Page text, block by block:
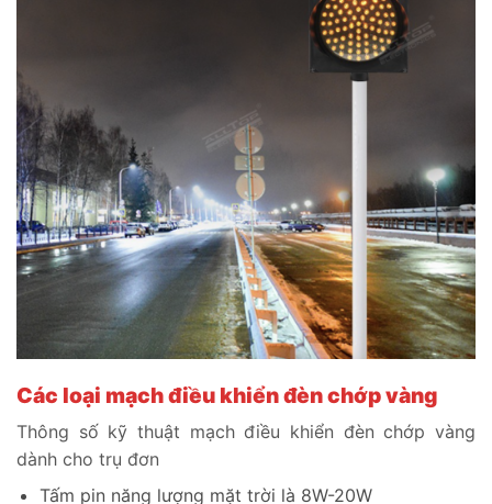
Các loại mạch điều khiển đèn chớp vàng
Thông số kỹ thuật mạch điều khiển đèn chớp vàng
dành cho trụ đơn
Tấm pin năng lượng mặt trời là 8W-20W